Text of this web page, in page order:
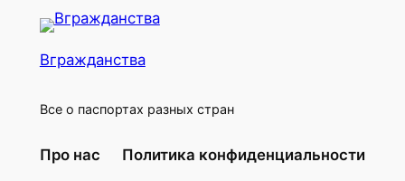
Вгражданства
Все о паспортах разных стран
Про нас Политика конфиденциальности